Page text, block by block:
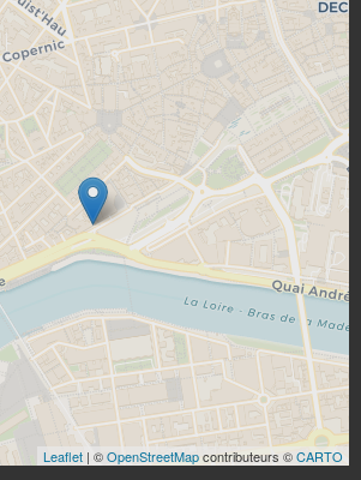
Leaflet | ©OpenStreetMapcontributeurs ©CARTO